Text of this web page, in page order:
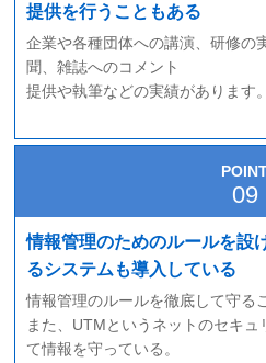
提供を行うこともある
企業や各種団体への講演、研修の
聞、雑誌へのコメント
提供や執筆などの実績があります。
情報管理のためのルールを設
るシステムも導入している
情報管理のルールを徹底して守る
また、UTMというネットのセキ
て情報を守っている。